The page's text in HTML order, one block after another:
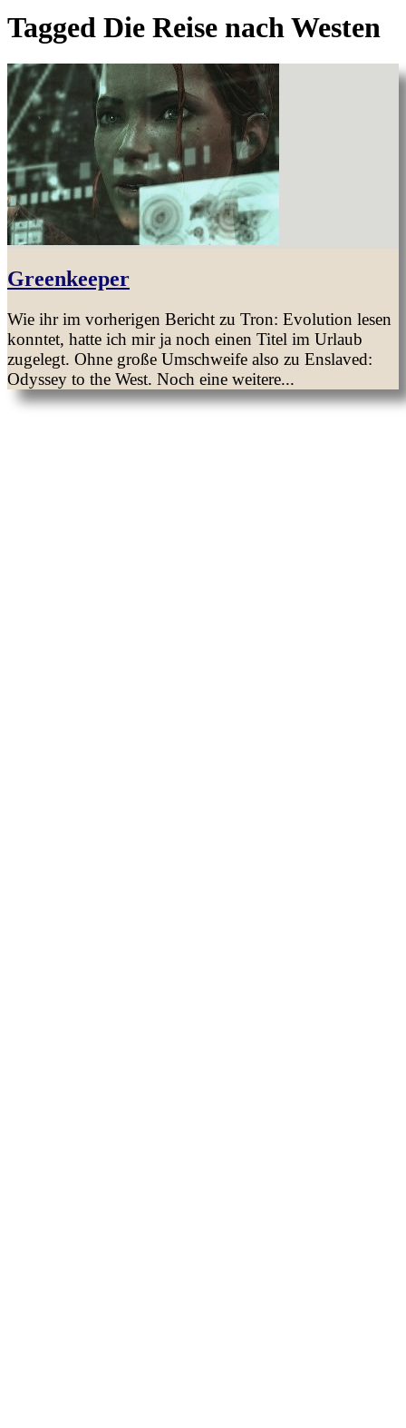
Tagged Die Reise nach Westen
Greenkeeper
Wie ihr im vorherigen Bericht zu Tron: Evolution lesen
konntet, hatte ich mir ja noch einen Titel im Urlaub
zugelegt. Ohne große Umschweife also zu Enslaved:
Odyssey to the West. Noch eine weitere...